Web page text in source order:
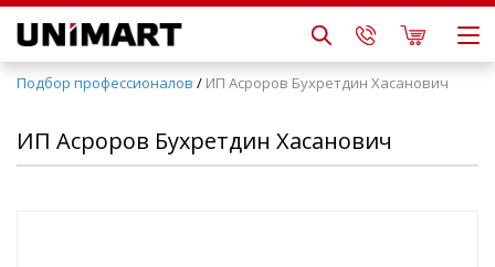
Подбор профессионалов / ИП Асроров Бухретдин Хасанович
ИП Асроров Бухретдин Хасанович